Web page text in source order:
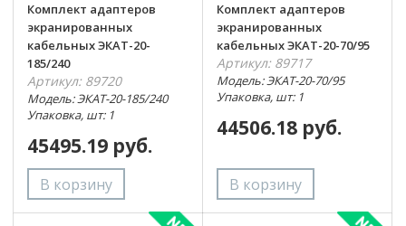
Комплект адаптеров
экранированных
кабельных ЭКАТ-20-
185/240
Артикул: 89720
Модель: ЭКАТ-20-185/240
Упаковка, шт: 1
45495.19 руб.
Комплект адаптеров
экранированных
кабельных ЭКАТ-20-70/95
Артикул: 89717
Модель: ЭКАТ-20-70/95
Упаковка, шт: 1
44506.18 руб.